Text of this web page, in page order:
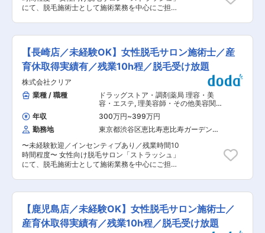
す。 ■ キャリアパス まずは施術士として基礎ス
ウンセラー（プラン提案・接客の幅を広げる役
割） ・店舗リーダー ・店長 ・エリア責任者、エ
能です。 最短3カ月で次のステップに挑戦した実
績もあり、年齢や社歴に関わらず評価される環境
です。
ントを迎えても、働き続けやすい環境づくりを大
切にしています。 1店舗あたり5〜10名程度のチ
ーム体制で、お互いにフォローし合いながら業務
遇の魅力 サロンスタッフは、脱毛施術を無料で受
け放題。 働きながら自分自身もキレイになれる点
は、スタッフからも好評です。 そのほか、自社開
発コスメの社割や提携美容サービスの優待も用意
しています。 ■育成体制 ストラッシュ独自の研
修制度「ストラッシュアカデミー」にて、美容脱
毛の基礎知識、皮膚理論、接客マナー、機器操作
を一から学びます。 1店舗あたり5〜10名程度の
チーム体制で、未経験入社のスタッフも多数在
籍。アパレル・飲食・受付など異業種出身の方も
多く、段階的に業務を覚えられる教育体制が整っ
ているため、美容業界が初めての方でも安心で
す。 ■ キャリアパス まずは施術士として基礎ス
ウンセラー（プラン提案・接客の幅を広げる役
割） ・店舗リーダー ・店長 ・エリア責任者、エ
能です。 最短3カ月で次のステップに挑戦した実
績もあり、年齢や社歴に関わらず評価される環境
です。
にて、脱毛施術士として施術業務を中心にご担当
です。完全予約制のサロン運営のため、無理な詰
め込みや飛び込み対応はなく、落ち着いた環境で
お客様一人ひとりと向き合えます。 ■ 業務内容
・ご来店されたお客様への脱毛施術 ・施術前後の
簡単なご説明、ヒアリング ・受付対応、予約管理
・店内清掃、備品管理など店舗運営サポート 施術
はマニュアルに沿って行うため、特別な資格や経
験は不要です。 施術の合間にはインターバルがあ
り、体力面にも配慮したシフト設計を行っていま
す。 ■ 働き方・環境 ・完全予約制で残業は月平
均10時間程度 ・シフト制／希望休の提出が可能
・産休・育休取得実績多数（復帰実績あり） ・女
性スタッフ中心の落ち着いた職場環境 ライフイベ
ントを迎えても、働き続けやすい環境づくりを大
切にしています。 1店舗あたり5〜10名程度のチ
ーム体制で、お互いにフォローし合いながら業務
遇の魅力 サロンスタッフは、脱毛施術を無料で受
け放題。 働きながら自分自身もキレイになれる点
は、スタッフからも好評です。 そのほか、自社開
【長崎店／未経験OK】女性脱毛サロン施術士／産
育休取得実績有／残業10h程／脱毛受け放題
株式会社クリア
業種 / 職種
ドラッグストア・調剤薬局 理容・美
容・エステ, 理美容師・その他美容関連
美容部員・エステティシャン・マッサ
ージ
年収 300万円~399万円
勤務地
東京都渋谷区恵比寿恵比寿ガーデンプ
〜未経験歓迎／インセンティブあり／残業時間10
時間程度〜 女性向け脱毛サロン「ストラッシュ」
にて、脱毛施術士として施術業務を中心にご担当
です。完全予約制のサロン運営のため、無理な詰
め込みや飛び込み対応はなく、落ち着いた環境で
お客様一人ひとりと向き合えます。 ■ 業務内容
・ご来店されたお客様への脱毛施術 ・施術前後の
簡単なご説明、ヒアリング ・受付対応、予約管理
【鹿児島店／未経験OK】女性脱毛サロン施術士／
産育休取得実績有／残業10h程／脱毛受け放題